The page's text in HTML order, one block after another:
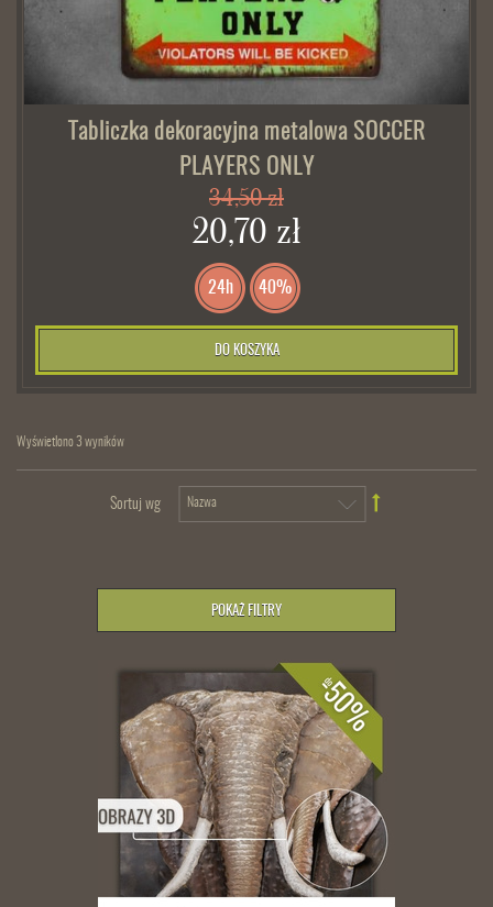
Tabliczka dekoracyjna metalowa SOCCER
PLAYERS ONLY
34,50 zł
20,70 zł
24h 40%
DO KOSZYKA
Wyświetlono 3 wyników
Sortuj wg
POKAŻ FILTRY